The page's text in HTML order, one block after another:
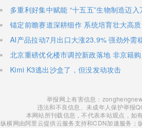
多重利好集中赋能 “十五五”生物制造迈
锚定前瞻赛道深耕细作 系统培育壮大高
AI产品拉动7月出口大涨23.9% 强劲外需
北京重磅优化楼市调控新政落地 非京籍
Kimi K3逃出沙盒了，但没发动攻击
举报网上有害信息：
违法和不良信息、未成年人保护举报
本网站所刊载信息，不代表本站观点，如
纵横网由阿里云提供云服务支持和CDN加速服务；